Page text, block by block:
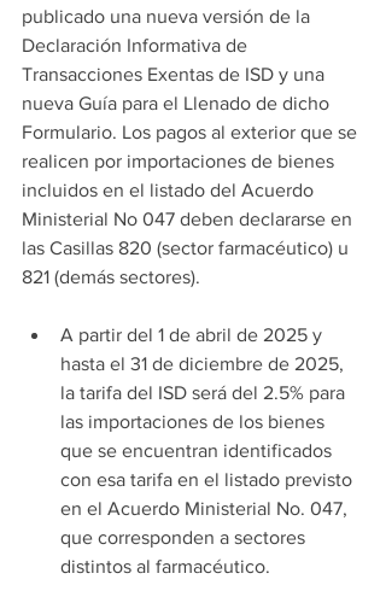
publicado una nueva versión de la
Declaración Informativa de
Transacciones Exentas de ISD y una
nueva Guía para el Llenado de dicho
Formulario. Los pagos al exterior que se
realicen por importaciones de bienes
incluidos en el listado del Acuerdo
Ministerial No 047 deben declararse en
las Casillas 820 (sector farmacéutico) u
821 (demás sectores).
A partir del 1 de abril de 2025 y
hasta el 31 de diciembre de 2025,
la tarifa del ISD será del 2.5% para
las importaciones de los bienes
que se encuentran identificados
con esa tarifa en el listado previsto
en el Acuerdo Ministerial No. 047,
que corresponden a sectores
distintos al farmacéutico.